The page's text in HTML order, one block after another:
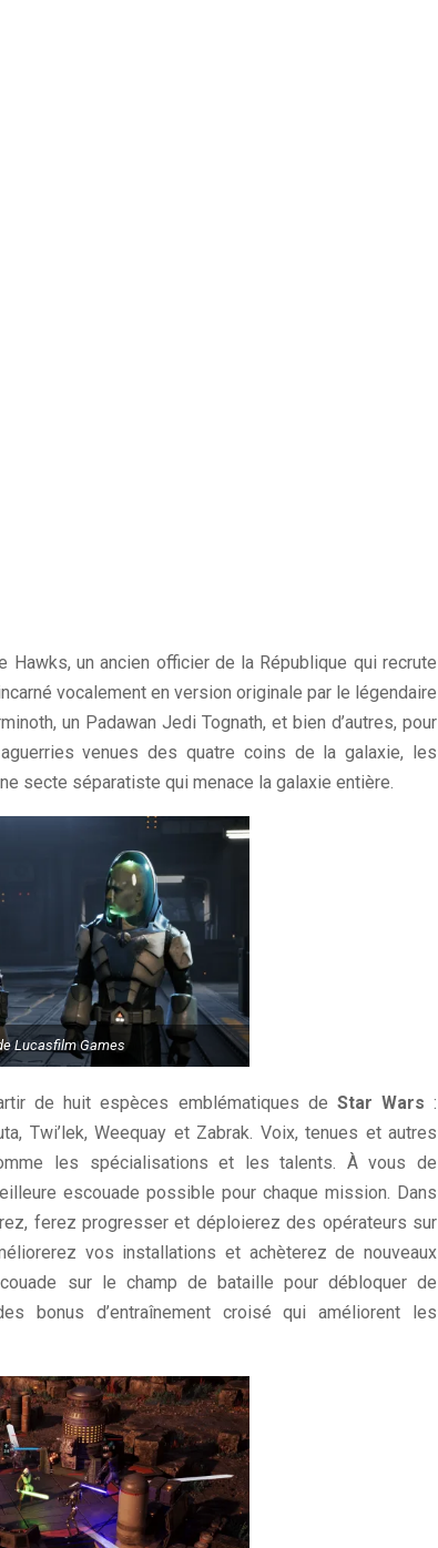
Hawks, un ancien officier de la République qui recrute
vocalement en version originale par le légendaire
un Padawan Jedi Tognath, et bien d’autres, pour
venues des quatre coins de la galaxie, les
secte séparatiste qui menace la galaxie entière.
Lucasfilm Games
de huit espèces emblématiques de Star Wars :
Twi’lek, Weequay et Zabrak. Voix, tenues et autres
les spécialisations et les talents. À vous de
escouade possible pour chaque mission. Dans
ferez progresser et déploierez des opérateurs sur
vos installations et achèterez de nouveaux
sur le champ de bataille pour débloquer de
bonus d’entraînement croisé qui améliorent les